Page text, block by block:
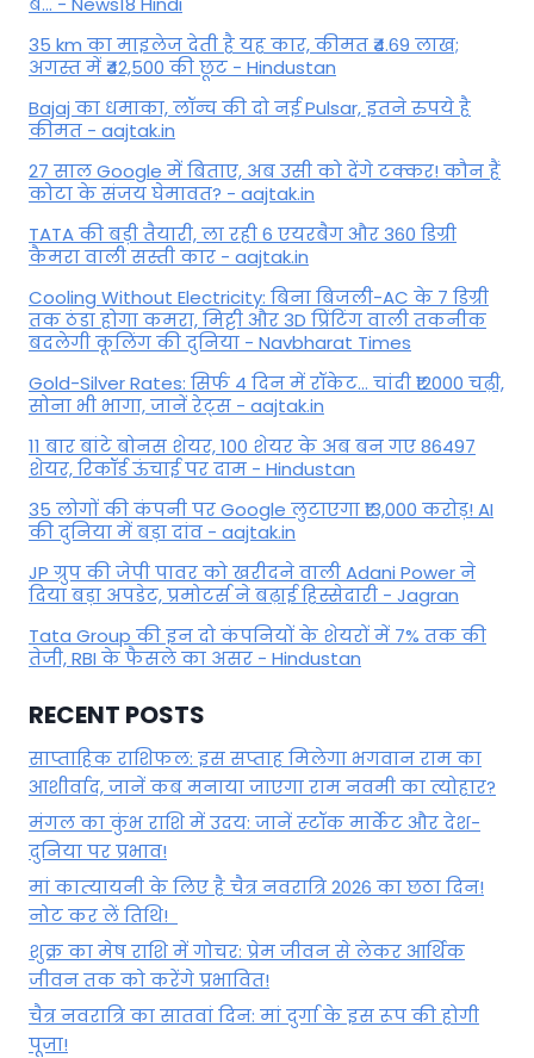
35 km का माइलेज देती है यह कार, कीमत ₹4.69 लाख;
अगस्त में ₹42,500 की छूट - Hindustan
Bajaj का धमाका, लॉन्च की दो नई Pulsar, इतने रुपये है
कीमत - aajtak.in
27 साल Google में बिताए, अब उसी को देंगे टक्कर! कौन हैं
कोटा के संजय घेमावत? - aajtak.in
TATA की बड़ी तैयारी, ला रही 6 एयरबैग और 360 डिग्री
कैमरा वाली सस्ती कार - aajtak.in
Cooling Without Electricity: बिना बिजली-AC के 7 डिग्री
तक ठंडा होगा कमरा, मिट्टी और 3D प्रिंटिंग वाली तकनीक
बदलेगी कूलिंग की दुनिया - Navbharat Times
Gold-Silver Rates: सिर्फ 4 दिन में रॉकेट... चांदी ₹12000 चढ़ी,
सोना भी भागा, जानें रेट्स - aajtak.in
11 बार बांटे बोनस शेयर, 100 शेयर के अब बन गए 86497
शेयर, रिकॉर्ड ऊंचाई पर दाम - Hindustan
35 लोगों की कंपनी पर Google लुटाएगा ₹13,000 करोड़! AI
की दुनिया में बड़ा दांव - aajtak.in
JP ग्रुप की जेपी पावर को खरीदने वाली Adani Power ने
दिया बड़ा अपडेट, प्रमोटर्स ने बढ़ाई हिस्सेदारी - Jagran
Tata Group की इन दो कंपनियों के शेयरों में 7% तक की
तेजी, RBI के फैसले का असर - Hindustan
RECENT POSTS
साप्ताहिक राशिफल: इस सप्ताह मिलेगा भगवान राम का
आशीर्वाद, जानें कब मनाया जाएगा राम नवमी का त्योहार?
मंगल का कुंभ राशि में उदय: जानें स्‍टॉक मार्केट और देश-
दुनिया पर प्रभाव!
मां कात्‍यायनी के लिए है चैत्र नवरात्रि 2026 का छठा दिन!
नोट कर लें तिथि!
शुक्र का मेष राशि में गोचर: प्रेम जीवन से लेकर आर्थिक
जीवन तक को करेंगे प्रभावित!
चैत्र नवरात्रि का सातवां दिन: मां दुर्गा के इस रूप की होगी
पूजा!